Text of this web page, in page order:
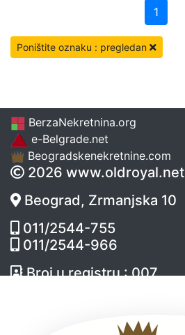
1
Poništite oznaku : pregledan
BerzaNekretnina.org
e-Belgrade.net
Beogradskenekretnine.com
2026 www.oldroyal.net
Beograd, Zrmanjska 10
011/2544-755
011/2544-966
Broj u registru : 007